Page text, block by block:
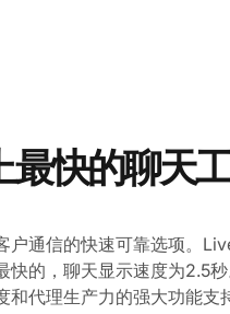
最快的聊天
户通信的快速可靠选项。
快的，聊天显示速度为2.5
和代理生产力的强大功能支